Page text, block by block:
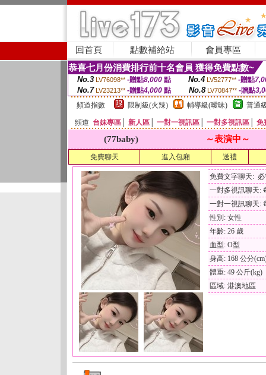
回首頁 點數補給站 會員專區
恭喜七月份消費排行前十名會員 獲得免費點數~
No.3 LV76098** -贈點8,000點 No.4 LV52777** -贈點
No.7 LV23213** -贈點4,000 點 No.8 LV70847** -贈點
頻道指數
限制級(火辣) 輔導級(曖昧) 普通
頻道 台妹專區 新人區 一對一視訊區 一對多視訊區 免
(77baby) ～表演中～
免費聊天 進入包廂 送禮
免費文字聊天:
一對多視訊聊天:
一對一視訊聊天:
性別: 女性
年齡: 26 歲
血型: O型
身高: 168 公分
體重: 49 公斤(kg)
區域: 港澳地區